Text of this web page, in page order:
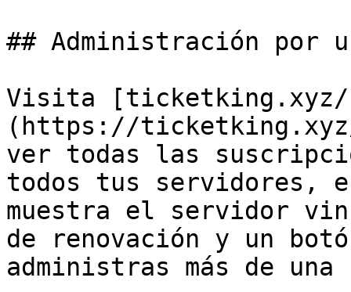
## Administración por
Visita [ticketking.xyz/
(https://
ver todas las
todos tus servidores,
muestra el servidor
de renovación y un
administras más de